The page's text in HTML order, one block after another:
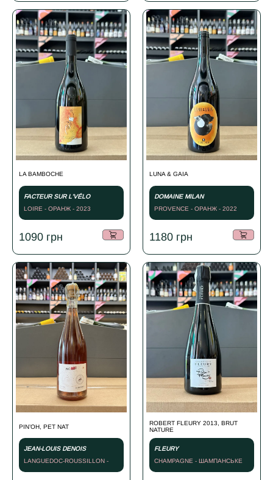
LA BAMBOCHE
FACTEUR SUR L'VÉLO
LOIRE - ОРАНЖ - 2023
1090 грн
LUNA & GAIA
DOMAINE MILAN
PROVENCE - ОРАНЖ - 2022
1180 грн
PIN’OH, PET NAT
JEAN-LOUIS DENOIS
LANGUEDOC-ROUSSILLON -
ІГРИСТЕ РОЖЕВЕ - NV
ROBERT FLEURY 2013, BRUT
NATURE
FLEURY
CHAMPAGNE - ШАМПАНСЬКЕ
БІЛЕ - 2013